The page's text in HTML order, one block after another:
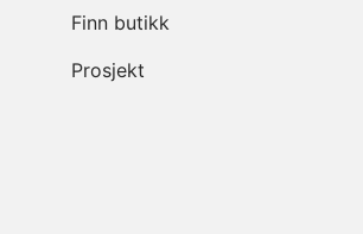
Finn butikk
Prosjekt